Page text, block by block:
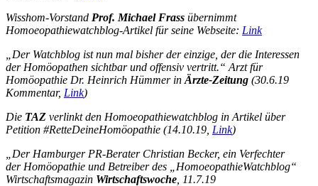
Wisshom-Vorstand Prof. Michael Frass übernimmt
Homoeopathiewatchblog-Artikel für seine Webseite: Link
„Der Watchblog ist nun mal bisher der einzige, der die Interessen
der Homöopathen sichtbar und offensiv vertritt.“ Arzt für
Homöopathie Dr. Heinrich Hümmer in Ärzte-Zeitung (30.6.19
Kommentar, Link)
Die TAZ verlinkt den Homoeopathiewatchblog in Artikel über
Petition #RetteDeineHomöopathie (14.10.19, Link)
„Der Hamburger PR-Berater Christian Becker, ein Verfechter
der Homöopathie und Betreiber des „HomoeopathieWatchblog“
Wirtschaftsmagazin Wirtschaftswoche , 11.7.19